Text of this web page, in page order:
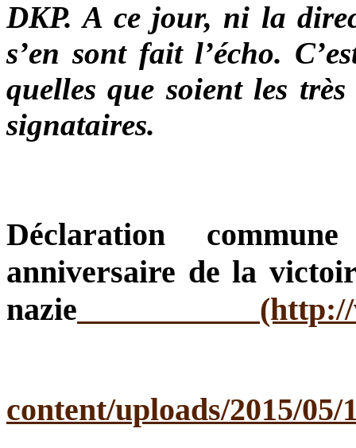
DKP. A ce jour, ni la
s’en sont fait l’écho.
quelles que soient les
signataires.
Déclaration
anniversaire de la
nazie